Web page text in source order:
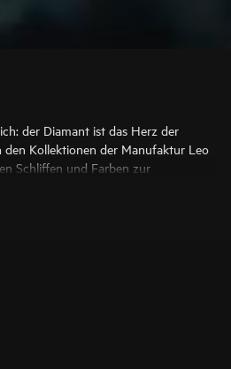
der Diamant ist das Herz der
Kollektionen der Manufaktur Leo
Schliffen und Farben zur
auf die Spitze treiben. Es werden